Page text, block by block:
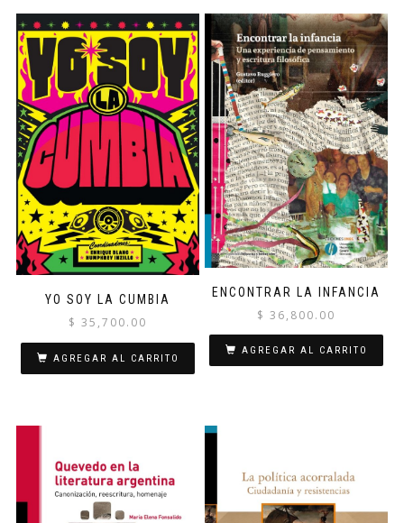
YO SOY LA CUMBIA
$ 35,700.00
AGREGAR AL CARRITO
ENCONTRAR LA INFANCIA
$ 36,800.00
AGREGAR AL CARRITO